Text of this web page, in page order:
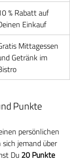
% Rabatt auf
Einkauf
Mittagessen
Getränk im
Punkte
persönlichen
jemand über
Du 20 Punkte